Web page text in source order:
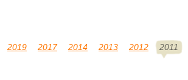
2019 2017 2014 2013 2012 2011